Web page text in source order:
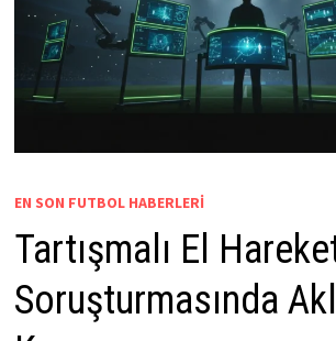
EN SON FUTBOL HABERLERI
Tartışmalı El
Soruşturmasında